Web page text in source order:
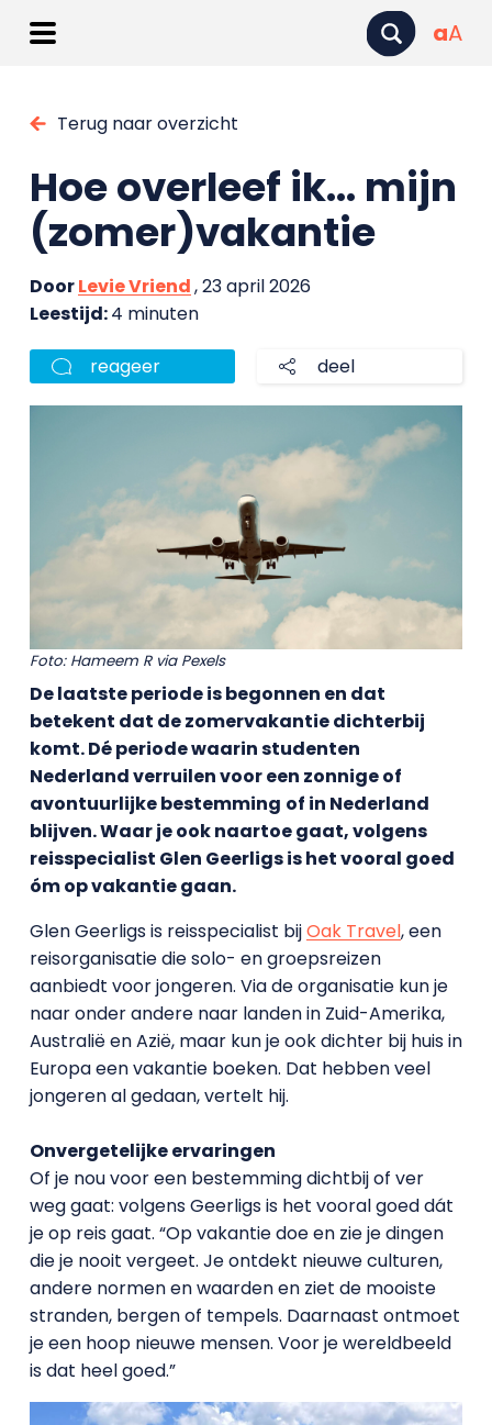
aA
Terug naar overzicht
Hoe overleef ik… mijn
(zomer)vakantie
DoorLevie Vriend, 23 april 2026
Leestijd:4 minuten
reageer deel
Foto: Hameem Rvia Pexels
De laatste periode is begonnen en dat
betekent dat de zomervakantie dichterbij
komt. Dé periode waarin studenten
Nederland verruilen voor een zonnige of
avontuurlijke bestemming of in Nederland
blijven. Waar je ook naartoe gaat, volgens
reisspecialist Glen Geerligs is het vooral goed
óm op vakantie gaan.
Glen Geerligs is reisspecialist bijOak Travel, een
reisorganisatie die solo- en groepsreizen
aanbiedt voor jongeren. Via de organisatie kun je
naar onder andere naar landen in Zuid-Amerika,
Australië en Azië, maar kun je ook dichter bij huis in
Europa een vakantie boeken. Dat hebben veel
jongeren al gedaan, vertelt hij.
Onvergetelijke ervaringen
Of je nou voor een bestemming dichtbij of ver
weg gaat: volgens Geerligs is het vooral goed dát
je op reis gaat. “Op vakantie doe en zie je dingen
die je nooit vergeet. Je ontdekt nieuwe culturen,
andere normen en waarden en ziet de mooiste
stranden, bergen of tempels. Daarnaast ontmoet
je een hoop nieuwe mensen. Voor je wereldbeeld
is dat heel goed.”